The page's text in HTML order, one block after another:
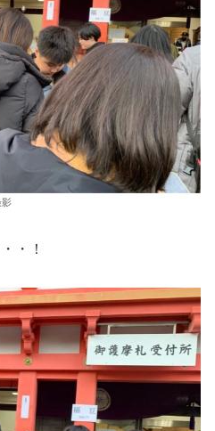
影
・！